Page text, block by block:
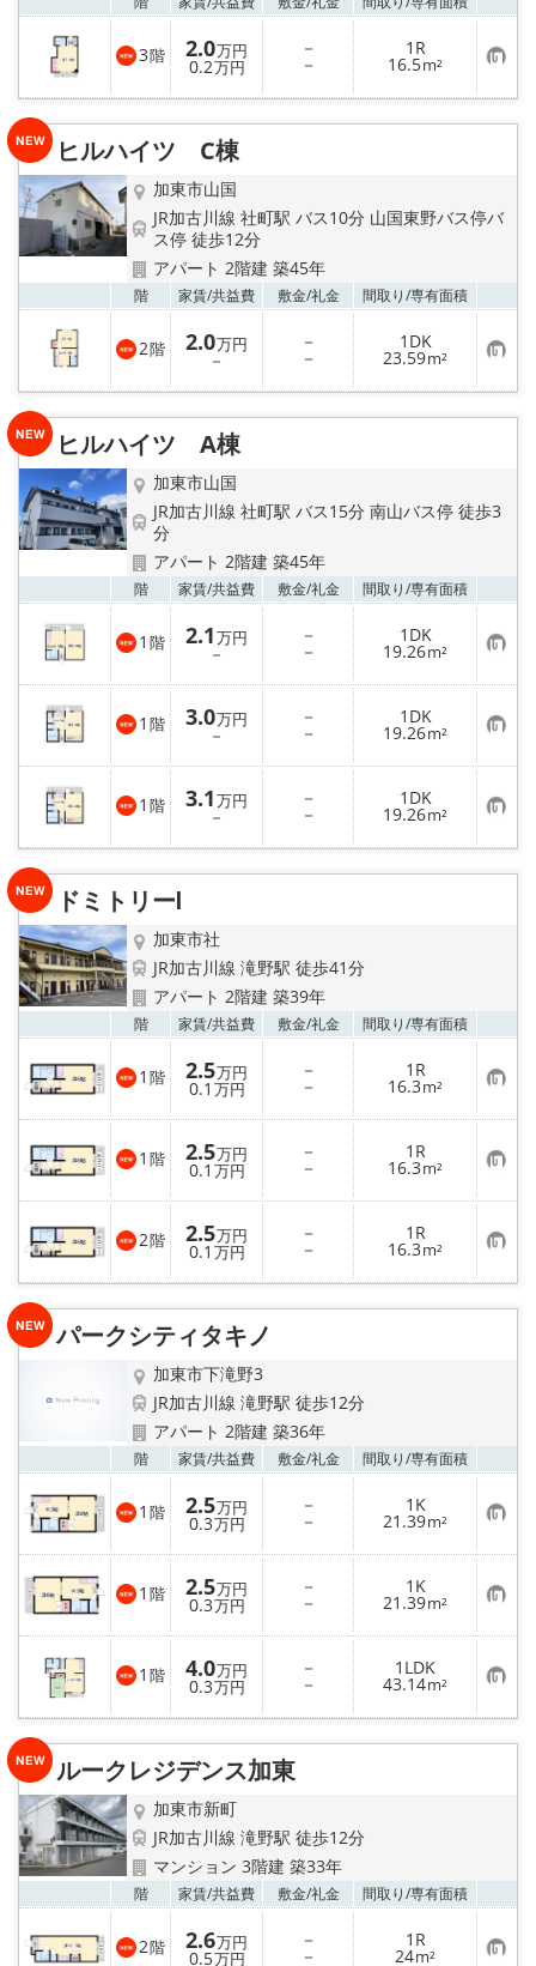
3階 2.0万円
0.2万円
－
－
1R
16.5m² お
気
に
り
ヒルハイツ C棟
加東市山国
JR加古川線 社町駅 バス10分 山国東野バス停バ
ス停 徒歩12分
アパート 2階建 築45年
階 家賃/共益費 敷金/礼金 間取り/専有面積
2階 2.0万円
－
－
－
1DK
23.59m² お
気
に
り
ヒルハイツ A棟
加東市山国
JR加古川線 社町駅 バス15分 南山バス停 徒歩3
分
アパート 2階建 築45年
階 家賃/共益費 敷金/礼金 間取り/専有面積
1 階 2.1万円
－
－
－
1DK
19.26m² お
気
に
入
り
登
録
1 階 3.0万円
－
－
－
1DK
19.26m² お
気
に
入
り
登
録
1 階 3.1万円
－
－
－
1DK
19.26m² お
気
に
り
ドミトリーⅠ
加東市社
JR加古川線 滝野駅 徒歩41分
アパート 2階建 築39年
階 家賃/共益費 敷金/礼金 間取り/専有面積
1 階 2.5万円
0.1 万円
－
－
1R
16.3m² お
気
に
入
り
登
録
1 階 2.5万円
0.1 万円
－
－
1R
16.3m² お
気
に
入
り
登
録
2階 2.5万円
0.1 万円
－
－
1R
16.3m² お
気
に
り
パークシティタキノ
加東市下滝野3
JR加古川線 滝野駅 徒歩12分
アパート 2階建 築36年
階 家賃/共益費 敷金/礼金 間取り/専有面積
1 階 2.5万円
0.3万円
－
－
1K
21.39m² お
気
に
入
り
登
録
1 階 2.5万円
0.3万円
－
－
1K
21.39m² お
気
に
入
り
登
録
1 階 4.0万円
0.3万円
－
－
1LDK
43.14m² お
気
に
り
ルークレジデンス加東
加東市新町
JR加古川線 滝野駅 徒歩12分
マンション 3階建 築33年
階 家賃/共益費 敷金/礼金 間取り/専有面積
2階 2.6万円
0.5万円
－
－
1R
24m² お